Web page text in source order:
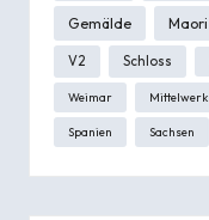
Gemälde Maori
V2 Schloss
Weimar Mittelwerk
Spanien Sachsen